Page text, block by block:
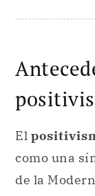
El
como una
de la